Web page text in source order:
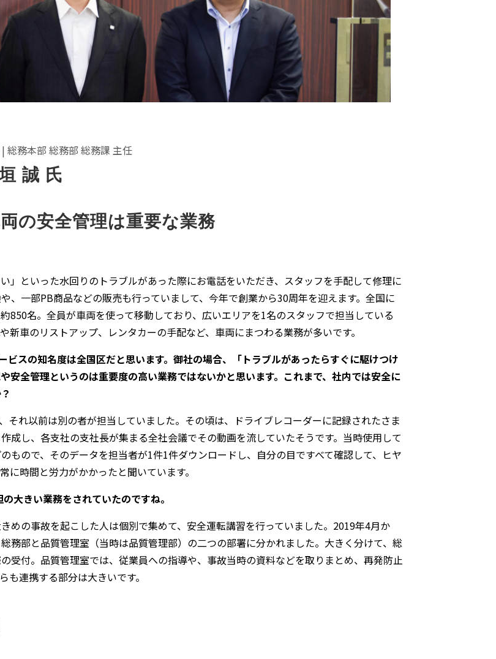
総務本部 総務部 総務課 主任
誠 氏
の安全管理は重要な業務
」といった水回りのトラブルがあった際にお電話をいただき、スタッフを手配して修理に
、一部PB商品などの販売も行っていまして、今年で創業から30周年を迎えます。全国に
850名。全員が車両を使って移動しており、広いエリアを1名のスタッフで担当している
車のリストアップ、レンタカーの手配など、車両にまつわる業務が多いです。
ビスの知名度は全国区だと思います。御社の場合、「トラブルがあったらすぐに駆けつけ
安全管理というのは重要度の高い業務ではないかと思います。これまで、社内では安全に
れ以前は別の者が担当していました。その頃は、ドライブレコーダーに記録されたさま
成し、各支社の支社長が集まる全社会議でその動画を流していたそうです。当時使用して
もので、そのデータを担当者が1件1件ダウンロードし、自分の目ですべて確認して、ヒヤ
に時間と労力がかかったと聞いています。
大きい業務をされていたのですね。
めの事故を起こした人は個別で集めて、安全運転講習を行っていました。2019年4月か
務部と品質管理室（当時は品質管理部）の二つの部署に分かれました。大きく分けて、総
受付。品質管理室では、従業員への指導や、事故当時の資料などを取りまとめ、再発防止
連携する部分は大きいです。